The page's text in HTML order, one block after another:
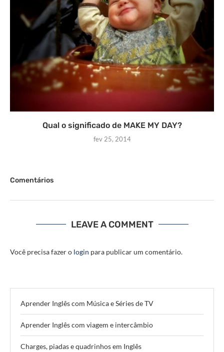
Qual o significado de MAKE MY DAY?
fev 25, 2014
Comentários
LEAVE A COMMENT
Você precisa fazer o login para publicar um comentário.
Aprender Inglês com Música e Séries de TV
Aprender Inglês com viagem e intercâmbio
Charges, piadas e quadrinhos em Inglês